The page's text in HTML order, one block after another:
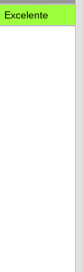
Excelente